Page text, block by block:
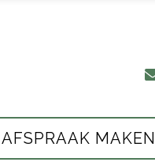
AFSPRAAK MAKEN